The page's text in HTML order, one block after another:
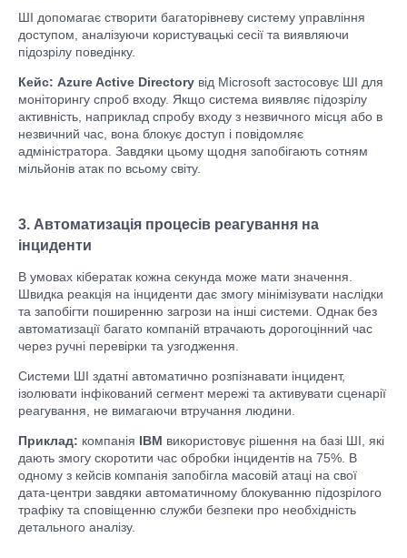
ШІ допомагає створити багаторівневу систему управління
доступом, аналізуючи користувацькі сесії та виявляючи
підозрілу поведінку.
Кейс: Azure Active Directory від Microsoft застосовує ШІ для
моніторингу спроб входу. Якщо система виявляє підозрілу
активність, наприклад спробу входу з незвичного місця або в
незвичний час, вона блокує доступ і повідомляє
адміністратора. Завдяки цьому щодня запобігають сотням
мільйонів атак по всьому світу.
3. Автоматизація процесів реагування на
інциденти
В умовах кібератак кожна секунда може мати значення.
Швидка реакція на інциденти дає змогу мінімізувати наслідки
та запобігти поширенню загрози на інші системи. Однак без
автоматизації багато компаній втрачають дорогоцінний час
через ручні перевірки та узгодження.
Системи ШІ здатні автоматично розпізнавати інцидент,
ізолювати інфікований сегмент мережі та активувати сценарії
реагування, не вимагаючи втручання людини.
Приклад: компанія IBM використовує рішення на базі ШІ, які
дають змогу скоротити час обробки інцидентів на 75%. В
одному з кейсів компанія запобігла масовій атаці на свої
дата-центри завдяки автоматичному блокуванню підозрілого
трафіку та сповіщенню служби безпеки про необхідність
детального аналізу.